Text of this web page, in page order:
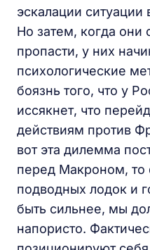
эскалации
Но затем, когда они
пропасти, у них
психологические
боязнь того, что у
иссякнет, что
действиям против
вот эта дилемма
перед Макроном, то
подводных лодок и
быть сильнее, мы
напористо.